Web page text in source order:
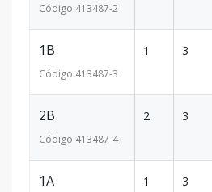
Código 413487-2
1B
Código 413487-3
1 3
2B
Código 413487-4
2 3
1A 1 3